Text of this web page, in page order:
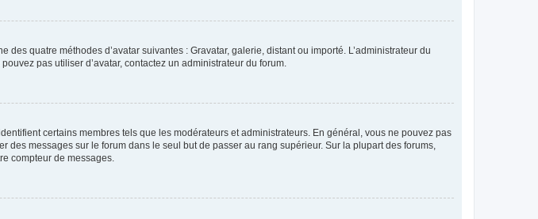
quatre méthodes d’avatar suivantes : Gravatar, galerie, distant ou importé. L’administrateur du
pas utiliser d’avatar, contactez un administrateur du forum.
certains membres tels que les modérateurs et administrateurs. En général, vous ne pouvez pas
des messages sur le forum dans le seul but de passer au rang supérieur. Sur la plupart des forums,
compteur de messages.